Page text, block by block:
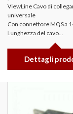
ViewLine Cavo di
universale
Con connettore MQS a
Lunghezza del cavo...
Dettagli